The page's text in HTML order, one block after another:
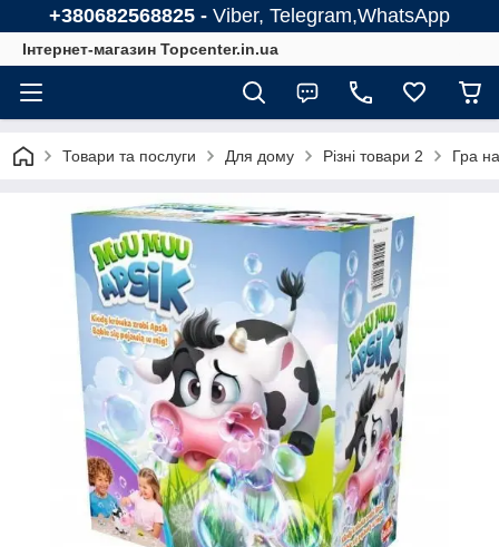
+380682568825 - Viber, Telegram,WhatsApp
Інтернет-магазин Topcenter.in.ua
Товари та послуги Для дому Різні товари 2 Гра